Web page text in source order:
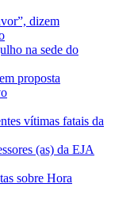
dizem
na sede do
proposta
vítimas fatais da
(as) da EJA
sobre Hora